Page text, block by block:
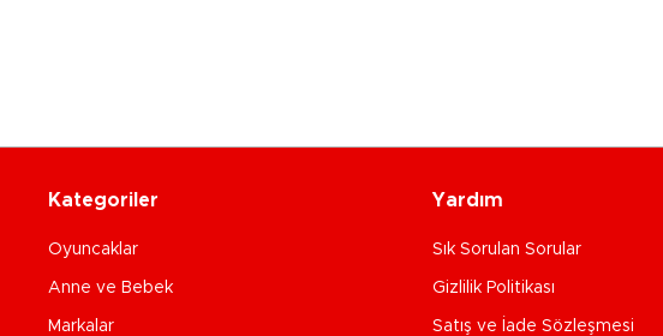
Kategoriler
Oyuncaklar
Anne ve Bebek
Markalar
Yardım
Sık Sorulan Sorular
Gizlilik Politikası
Satış ve İade Sözleşmesi